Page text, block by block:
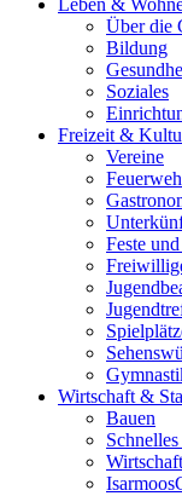
Leben &
Über die
Bildung
Soziales
Freizeit &
Vereine
Feste
Wirtschaft &
Bauen
Wirtschaft